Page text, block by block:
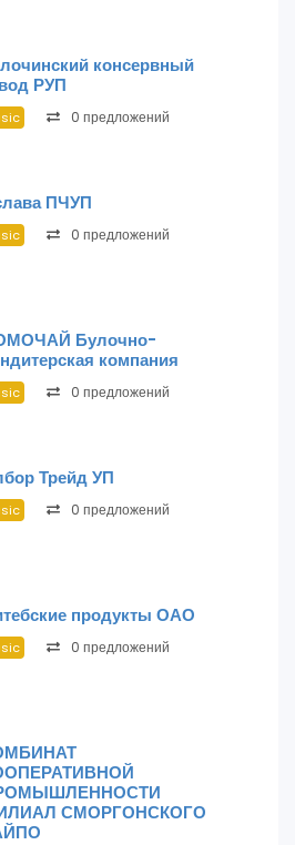
консервный
РУП
0 предложений
ПЧУП
0 предложений
Булочно-
компания
0 предложений
Трейд УП
0 предложений
продукты ОАО
0 предложений
СМОРГОНСКОГО